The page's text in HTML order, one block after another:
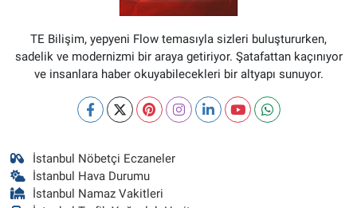
TE Bilişim, yepyeni Flow temasıyla sizleri buluştururken,
sadelik ve modernizmi bir araya getiriyor. Şatafattan kaçınıyor
ve insanlara haber okuyabilecekleri bir altyapı sunuyor.
İstanbul Nöbetçi Eczaneler
İstanbul Hava Durumu
İstanbul Namaz Vakitleri